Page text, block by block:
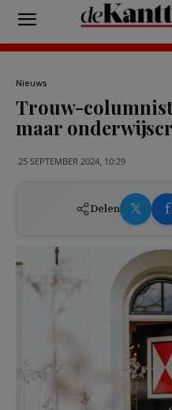
Nieuws
Trouw-
maar
25 SEPTEMBER 2024, 10:29
Delen 𝕏 f